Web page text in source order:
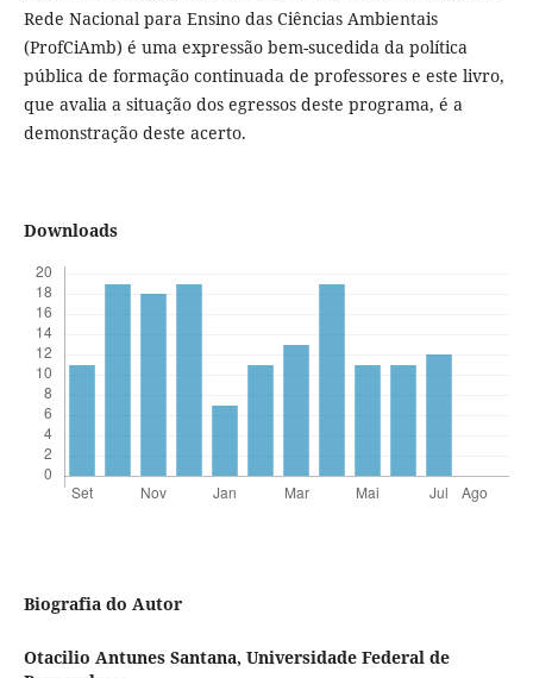
Rede Nacional para Ensino das Ciências Ambientais
(ProfCiAmb) é uma expressão bem-sucedida da política
pública de formação continuada de professores e este livro,
que avalia a situação dos egressos deste programa, é a
demonstração deste acerto.
Downloads
Biografia do Autor
Otacilio Antunes Santana, Universidade Federal de